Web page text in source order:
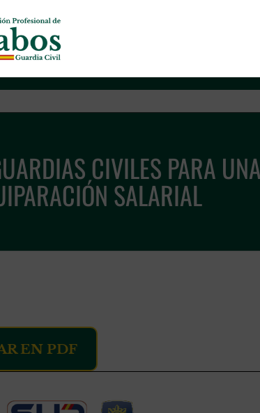
Asociación Profesional de Cabos de la Guardia
CIVILES PARA
SALARIAL
EN PDF